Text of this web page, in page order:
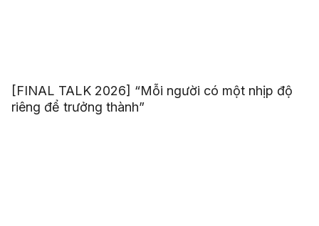
[FINAL TALK 2026] “Mỗi người có một nhịp độ
riêng để trưởng thành”